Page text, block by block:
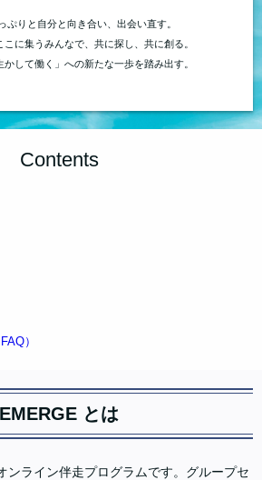
ぷりと自分と向き合い、出会い直す。
に集うみんなで、共に探し、共に創る。
かして働く」への新たな一歩を踏み出す。
Contents
）
EMERGE とは
ンライン伴走プログラムです。グループセ